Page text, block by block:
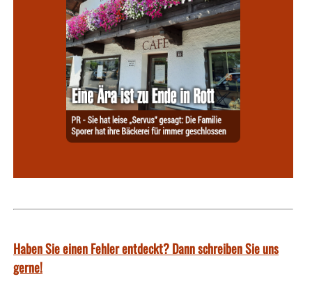
Haben Sie einen Fehler entdeckt? Dann schreiben Sie uns
gerne!